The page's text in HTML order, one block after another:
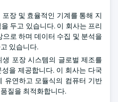
포장 및 효율적인 기계를 통해 지
두고 있습니다. 이 회사는 프리
로 하며 데이터 수집 및 분석을
있습니다.
생 포장 시스템의 글로벌 제조를
을 제공합니다. 이 회사는 다국
유연하고 모듈식의 컴퓨터 기반
질을 최적화합니다.